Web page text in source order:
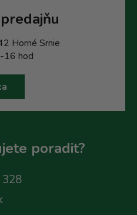
Horné Srnie
16 hod
poradit?